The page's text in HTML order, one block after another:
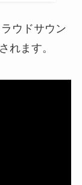
ウドサウン
れます。